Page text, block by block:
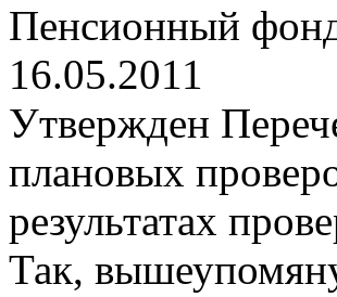
Пенсионный фонд
16.05.2011
Утвержден
плановых
результатах
Так,